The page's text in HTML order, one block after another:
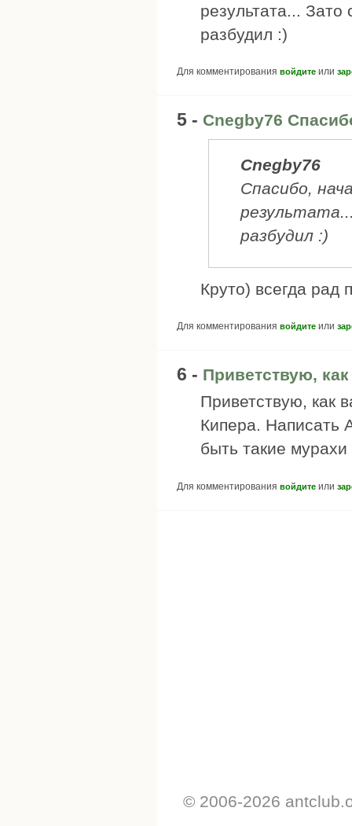
результата... Зато
разбудил :)
Для комментирования войдите или
5 - Cnegby76
Cnegby76
Спасибо,
разбудил :)
Круто) всегда рад
Для комментирования войдите или
6 - Приветствую,
Приветствую, как
Кипера. Написать
быть такие мурахи
Для комментирования войдите или
© 2006-2026